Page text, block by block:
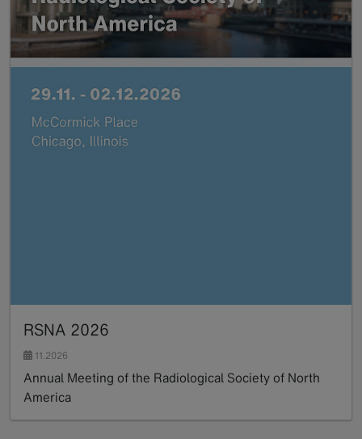
RSNA 2026
11.2026
Annual Meeting of the Radiological Society of North
America